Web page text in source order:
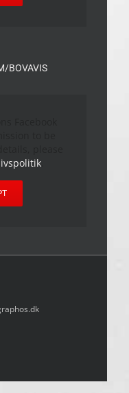
BOVAVIS